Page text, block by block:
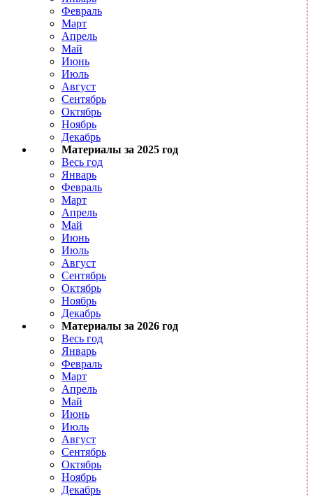
Февраль
Март
Апрель
Май
Июнь
Июль
Август
Сентябрь
Октябрь
Ноябрь
Декабрь
Материалы за 2025 год
Весь год
Январь
Февраль
Март
Апрель
Май
Июнь
Июль
Август
Сентябрь
Октябрь
Ноябрь
Декабрь
Материалы за 2026 год
Весь год
Январь
Февраль
Март
Апрель
Май
Июнь
Июль
Август
Сентябрь
Октябрь
Ноябрь
Декабрь